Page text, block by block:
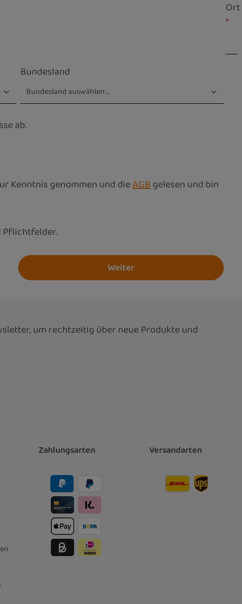
Ort
*
Bundesland
ab.
Kenntnis genommen und dieAGBgelesen und bin
Pflichtfelder.
Weiter
um rechtzeitig über neue Produkte und
Zahlungsarten Versandarten